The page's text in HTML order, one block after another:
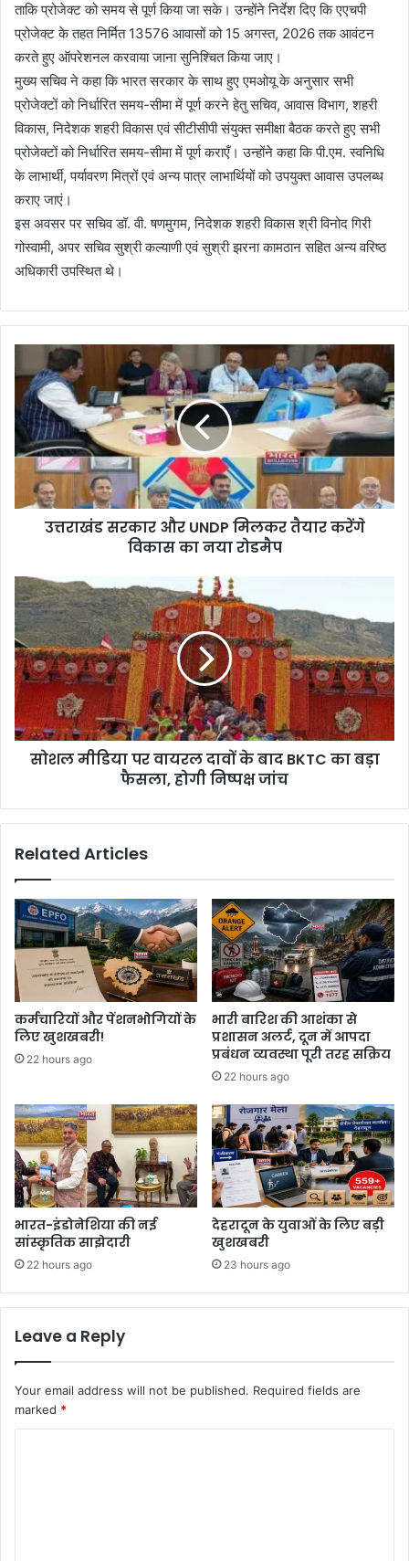
ताकि प्रोजेक्ट को समय से पूर्ण किया जा सके। उन्होंने निर्देश दिए कि एएचपी
प्रोजेक्ट के तहत निर्मित 13576 आवासों को 15 अगस्त, 2026 तक आवंटन
करते हुए ऑपरेशनल करवाया जाना सुनिश्चित किया जाए।
मुख्य सचिव ने कहा कि भारत सरकार के साथ हुए एमओयू के अनुसार सभी
प्रोजेक्टों को निर्धारित समय-सीमा में पूर्ण करने हेतु सचिव, आवास विभाग, शहरी
विकास, निदेशक शहरी विकास एवं सीटीसीपी संयुक्त समीक्षा बैठक करते हुए सभी
प्रोजेक्टों को निर्धारित समय-सीमा में पूर्ण कराएँ। उन्होंने कहा कि पी.एम. स्वनिधि
के लाभार्थी, पर्यावरण मित्रों एवं अन्य पात्र लाभार्थियों को उपयुक्त आवास उपलब्ध
कराए जाएं।
इस अवसर पर सचिव डॉ. वी. षणमुगम, निदेशक शहरी विकास श्री विनोद गिरी
गोस्वामी, अपर सचिव सुश्री कल्याणी एवं सुश्री झरना कामठान सहित अन्य वरिष्ठ
अधिकारी उपस्थित थे।
उत्तराखंड सरकार और UNDP मिलकर तैयार करेंगे
विकास का नया रोडमैप
सोशल मीडिया पर वायरल दावों के बाद BKTC का बड़ा
फैसला, होगी निष्पक्ष जांच
Related Articles
कर्मचारियों और पेंशनभोगियों के
लिए खुशखबरी!
22 hours ago
भारी बारिश की आशंका से
प्रशासन अलर्ट, दून में आपदा
प्रबंधन व्यवस्था पूरी तरह सक्रिय
22 hours ago
भारत-इंडोनेशिया की नई
सांस्कृतिक साझेदारी
22 hours ago
देहरादून के युवाओं के लिए बड़ी
खुशखबरी
23 hours ago
Leave a Reply
Your email address will not be published. Required fields are
marked *